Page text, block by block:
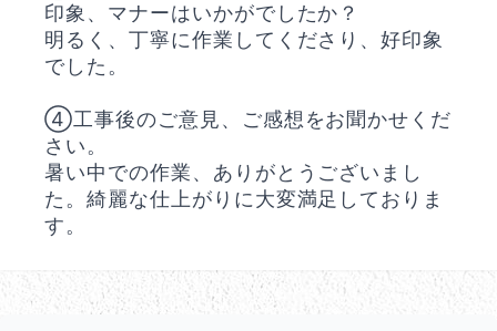
印象、マナーはいかがでしたか？
明るく、丁寧に作業してくださり、好印象
でした。
④工事後のご意見、ご感想をお聞かせくだ
さい。
暑い中での作業、ありがとうございまし
た。綺麗な仕上がりに大変満足しておりま
す。